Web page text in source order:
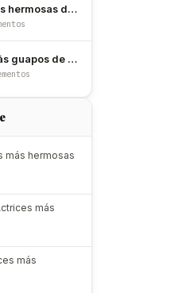
de Rusia
de México
más hermosas
más
más